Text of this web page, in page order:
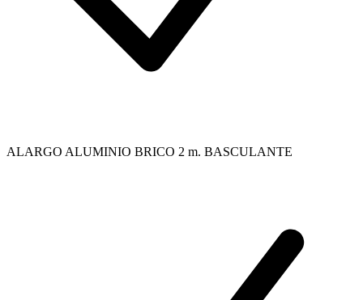
ALARGO ALUMINIO BRICO 2 m. BASCULANTE